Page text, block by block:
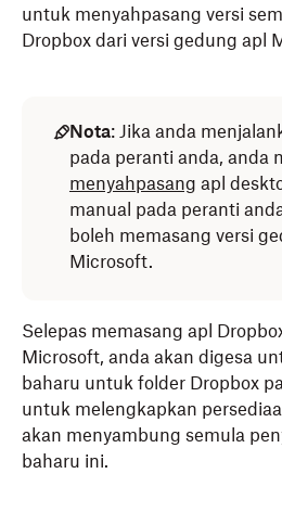
untuk menyahpasang versi
Dropbox dari versi gedung apl
Nota: Jika anda
pada peranti anda, anda
menyahpasang apl
manual pada peranti
boleh memasang versi
Microsoft.
Selepas memasang apl
Microsoft, anda akan digesa
baharu untuk folder Dropbox
untuk melengkapkan
akan menyambung semula
baharu ini.